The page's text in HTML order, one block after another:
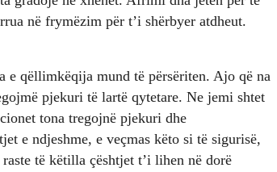
në frymëzim për t’i shërbyer atdheut.
e qëllimkëqija mund të përsëriten. Ajo që na
pjekuri të lartë qytetare. Ne jemi shtet
tona tregojnë pjekuri dhe
e ndjeshme, e veçmas këto si të sigurisë,
të këtilla çështjet t’i lihen në dorë